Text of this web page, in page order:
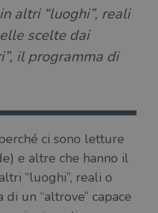
altri “luoghi”, reali
scelte dai
il programma di
ci sono letture
e altre che hanno il
“luoghi”, reali o
un “altrove” capace